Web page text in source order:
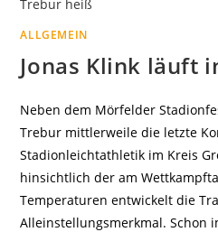
ALLGEMEIN
Jonas Klink läuft
Neben dem Mörfelder
Trebur mittlerweile die letzte
Stadionleichtathletik im Kreis
hinsichtlich der am
Temperaturen entwickelt die
Alleinstellungsmerkmal. Schon